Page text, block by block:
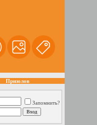
Призолов
Запомнить?